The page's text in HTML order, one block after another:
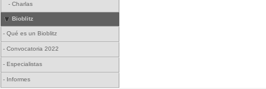
- Charlas
Bioblitz
- Qué es un Bioblitz
- Convocatoria 2022
- Especialistas
- Informes